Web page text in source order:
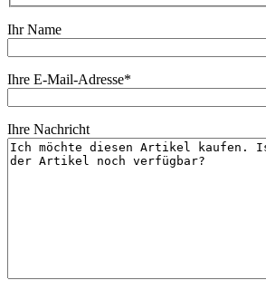
Ihr Name
Ihre E-Mail-Adresse*
Ihre Nachricht